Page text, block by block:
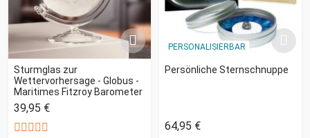
Sturmglas zur
Wettervorhersage - Globus -
Maritimes Fitzroy Barometer
39,95 €
PERSONALISIERBAR
Persönliche Sternschnuppe
64,95 €